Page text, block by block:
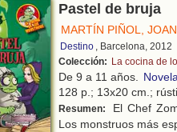
Pastel de bruja
MARTÍN PIÑOL,
Destino , Barcelona, 2012
Colección: La cocina de
De 9 a 11 años.
128 p.; 13x20 cm.;
Resumen:
El Chef
Los monstruos más